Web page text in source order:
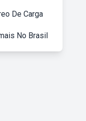
De Carga
No Brasil